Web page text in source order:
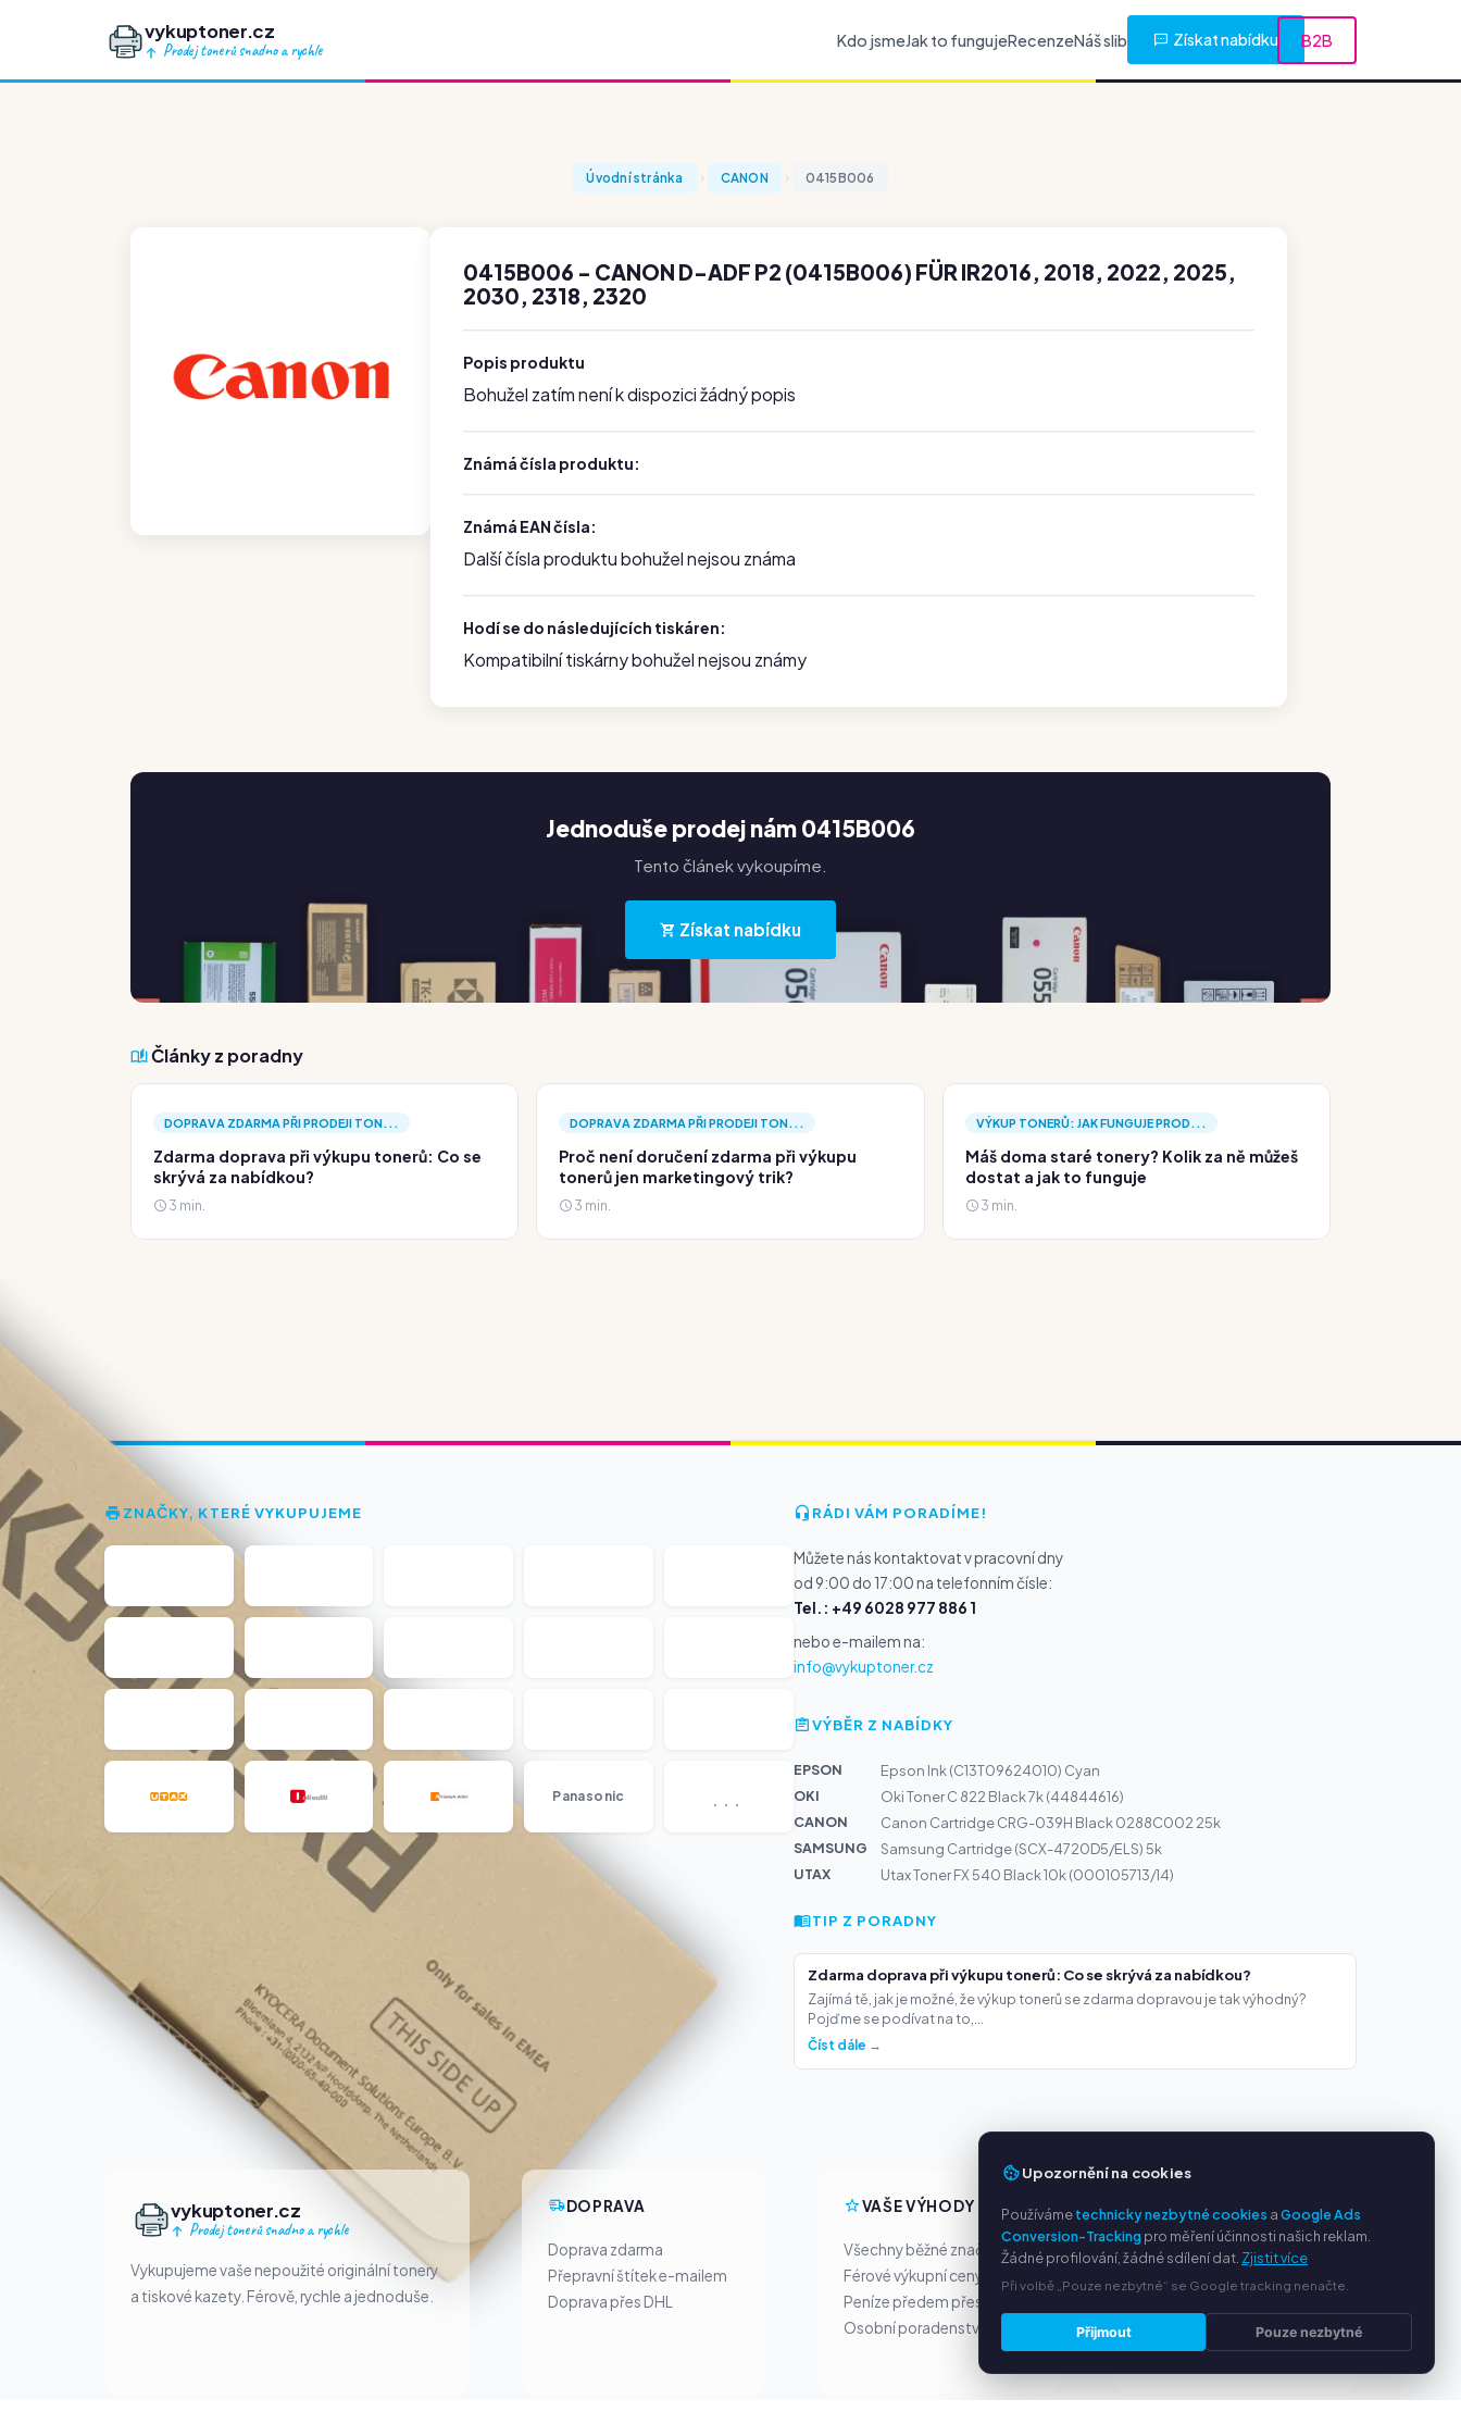
vykuptoner.cz
Prodej tonerů snadno a rychle
Kdo jsmeJak to fungujeRecenzeNáš slib Získat nabídku B2B
Úvodní stránka CANON 0415B006
0415B006 - CANON D-ADF P2 (0415B006) FÜR IR2016, 2018, 2022, 2025,
2030, 2318, 2320
Popis produktu
Bohužel zatím není k dispozici žádný popis
Známá čísla produktu:
Známá EAN čísla:
Další čísla produktu bohužel nejsou známa
Hodí se do následujících tiskáren:
Kompatibilní tiskárny bohužel nejsou známy
Jednoduše prodej nám 0415B006
Tento článek vykoupíme.
Získat nabídku
Články z poradny
DOPRAVA ZDARMA PŘI PRODEJI TON...
Zdarma doprava při výkupu tonerů: Co se
skrývá za nabídkou?
3 min.
DOPRAVA ZDARMA PŘI PRODEJI TON...
Proč není doručení zdarma při výkupu
tonerů jen marketingový trik?
3 min.
VÝKUP TONERŮ: JAK FUNGUJE PROD...
Máš doma staré tonery? Kolik za ně můžeš
dostat a jak to funguje
3 min.
ZNAČKY, KTERÉ VYKUPUJEME
Panasonic ...
RÁDI VÁM PORADÍME!
Můžete nás kontaktovat v pracovní dny
od 9:00 do 17:00 na telefonním čísle:
Tel.: +49 6028 977 886 1
nebo e-mailem na:
info@vykuptoner.cz
VÝBĚR Z NABÍDKY
EPSON
Epson Ink (C13T09624010) Cyan
OKI
Oki Toner C 822 Black 7k (44844616)
CANON
Canon Cartridge CRG-039H Black 0288C002 25k
SAMSUNG
Samsung Cartridge (SCX-4720D5/ELS) 5k
UTAX
Utax Toner FX 540 Black 10k (000105713/14)
TIP Z PORADNY
Zdarma doprava při výkupu tonerů: Co se skrývá za nabídkou?
Zajímá tě, jak je možné, že výkup tonerů se zdarma dopravou je tak výhodný?
Pojďme se podívat na to,...
Číst dále →
vykuptoner.cz
Prodej tonerů snadno a rychle
Vykupujeme vaše nepoužité originální tonery
a tiskové kazety. Férově, rychle a jednoduše.
DOPRAVA
Doprava zdarma
Přepravní štítek e-mailem
Doprava přes DHL
VAŠE VÝHODY
Všechny běžné značky
Férové výkupní ceny
Peníze předem přes PayPal
Osobní poradenství
SLUŽBY
O nás
Časté dotazy (FAQ)
Poradna
Upozornění na cookies
Používámetechnicky nezbytné cookies aGoogle Ads
Conversion-Trackingpro měření účinnosti našich reklam.
Žádné profilování, žádné sdílení dat. Zjistit více
Při volbě „Pouze nezbytné“ se Google tracking nenačte.
Přijmout Pouze nezbytné